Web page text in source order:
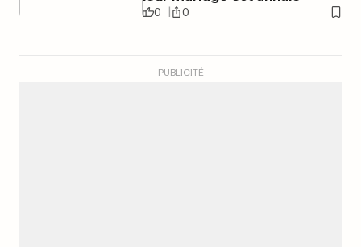
0 0
PUBLICITÉ